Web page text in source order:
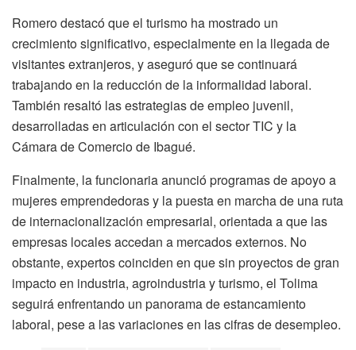
Romero destacó que el turismo ha mostrado un
crecimiento significativo, especialmente en la llegada de
visitantes extranjeros, y aseguró que se continuará
trabajando en la reducción de la informalidad laboral.
También resaltó las estrategias de empleo juvenil,
desarrolladas en articulación con el sector TIC y la
Cámara de Comercio de Ibagué.
Finalmente, la funcionaria anunció programas de apoyo a
mujeres emprendedoras y la puesta en marcha de una ruta
de internacionalización empresarial, orientada a que las
empresas locales accedan a mercados externos. No
obstante, expertos coinciden en que sin proyectos de gran
impacto en industria, agroindustria y turismo, el Tolima
seguirá enfrentando un panorama de estancamiento
laboral, pese a las variaciones en las cifras de desempleo.